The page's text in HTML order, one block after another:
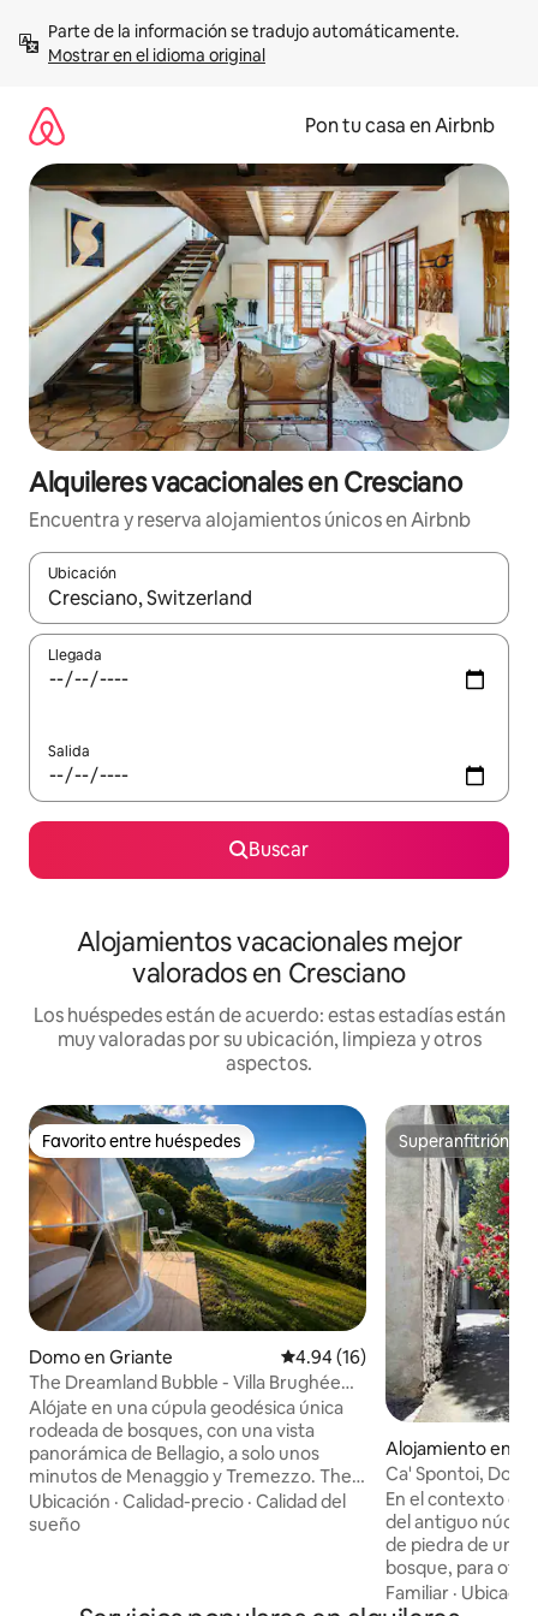
contenidoMostrar en el idioma original
Pon tu casa en Airbnb
Alquileres vacacionales en Cresciano
Encuentra y reserva alojamientos únicos en Airbnb
Ubicación
Cuando los resultados estén disponibles, navega con las
Llegada
Salida
Buscar
Alojamientos vacacionales mejor
valorados en Cresciano
Los huéspedes están de acuerdo: estas estadías están
muy valoradas por su ubicación, limpieza y otros
aspectos.
Favorito entre huéspedes
Favorito entre huéspedes
Domo en Griante Calificación promedio: 4.94 de
4.94 (16)
The Dreamland Bubble - Villa Brughée
Lago de Como
Alójate en una cúpula geodésica única
rodeada de bosques, con una vista
panorámica de Bellagio, a solo unos
minutos de Menaggio y Tremezzo. The
Dreamland Bubble ofrece comodidad,
privacidad y una conexión
Ubicación · Calidad-precio · Calidad del
sueño
Superanfitrión
Superanfitrión
Alojamiento en
Ca' Spontoi, Do-
SPA
En el contexto de
del antiguo
de piedra de una
bosque, para
sensoriales
Familiar ·